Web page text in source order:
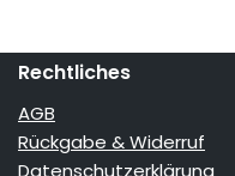
Rechtliches
AGB
Rückgabe & Widerruf
Datenschutzerklärung